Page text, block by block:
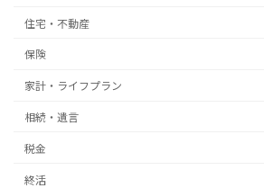
住宅・不動産
保険
家計・ライフプラン
相続・遺言
税金
終活